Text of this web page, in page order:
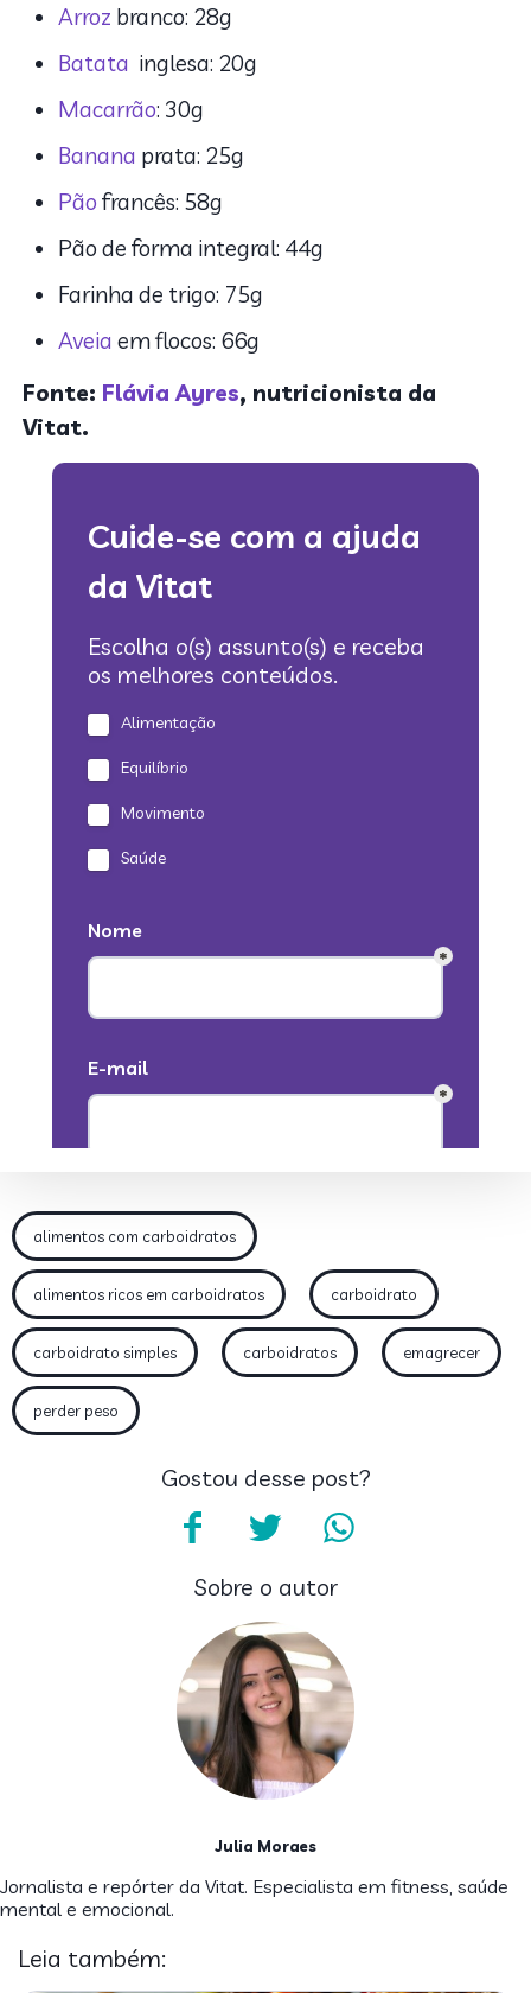
Arroz branco: 28g
Batata inglesa: 20g
Macarrão: 30g
Banana prata: 25g
Pão francês: 58g
Pão de forma integral: 44g
Farinha de trigo: 75g
Aveia em flocos: 66g
Fonte: Flávia Ayres, nutricionista da
Vitat.
alimentos com carboidratos
alimentos ricos em carboidratos carboidrato
carboidrato simples carboidratos emagrecer
perder peso
Gostou desse post?
Sobre o autor
Julia Moraes
Jornalista e repórter da Vitat. Especialista em fitness, saúde
mental e emocional.
Leia também: